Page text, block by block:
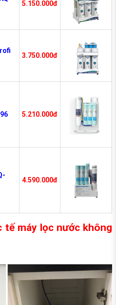
5.150.000đ
3.750.000đ
5.210.000đ
4.590.000đ
tế máy lọc nước không